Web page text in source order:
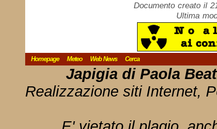
Documento creato il
Ultima
Homepage Meteo Web News Cerca
Japigia di Paola
Realizzazione siti Internet,